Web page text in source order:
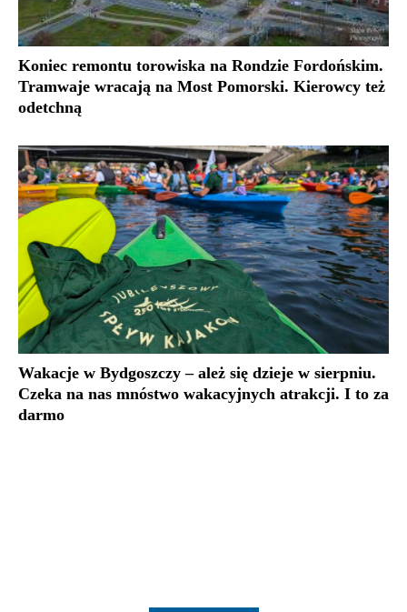
Koniec remontu torowiska na Rondzie Fordońskim.
Tramwaje wracają na Most Pomorski. Kierowcy też
odetchną
Wakacje w Bydgoszczy – ależ się dzieje w sierpniu.
Czeka na nas mnóstwo wakacyjnych atrakcji. I to za
darmo